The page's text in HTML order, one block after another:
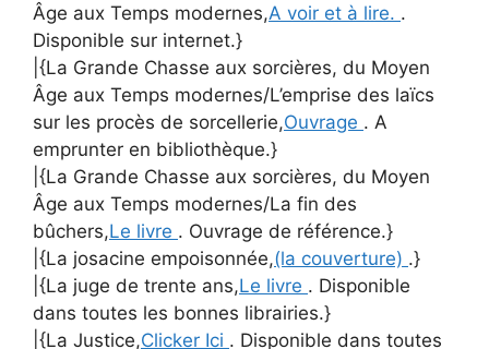
Âge aux Temps modernes,A voir et à lire. .
Disponible sur internet.}
|{La Grande Chasse aux sorcières, du Moyen
Âge aux Temps modernes/L’emprise des laïcs
sur les procès de sorcellerie,Ouvrage . A
emprunter en bibliothèque.}
|{La Grande Chasse aux sorcières, du Moyen
Âge aux Temps modernes/La fin des
bûchers,Le livre . Ouvrage de référence.}
|{La josacine empoisonnée,(la couverture) .}
|{La juge de trente ans,Le livre . Disponible
dans toutes les bonnes librairies.}
|{La Justice,Clicker Ici . Disponible dans toutes